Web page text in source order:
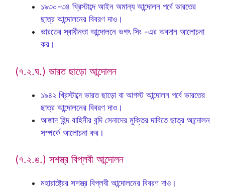
১৯৩০-৩৪ খ্রিস্টাব্দে আইন অমান্য আন্দোলন পর্বে ভারতের
ছাত্র আন্দোলনের বিবরণ দাও।
ভারতের স্বাধীনতা আন্দোলনে ভগৎ সিং -এর অবদান আলোচনা
কর।
(৭.২.ঘ.) ভারত ছাড়ো আন্দোলন
১৯৪২ খ্রিস্টাব্দে ভারত ছাড়ো বা আগস্ট আন্দোলন পর্বে ভারতের
ছাত্র আন্দোলনের বিবরণ দাও।
আজাদ হিন্দ বাহিনীর বন্দি সেনাদের মুক্তির দাবিতে ছাত্র আন্দোলন
সম্পর্কে আলোচনা কর।
(৭.২.ঙ.) সশস্ত্র বিপ্লবী আন্দোলন
মহারাষ্ট্রের সশস্ত্র বিপ্লবী আন্দোলনের বিবরণ দাও।